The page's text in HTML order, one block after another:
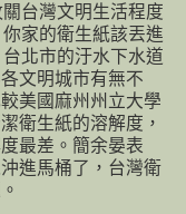
台灣文明生活程度
家的衛生紙該丟進
台北市的汙水下水道
文明城市有無不
美國麻州州立大學
衛生紙的溶解度，
最差。簡余晏表
進馬桶了，台灣衛